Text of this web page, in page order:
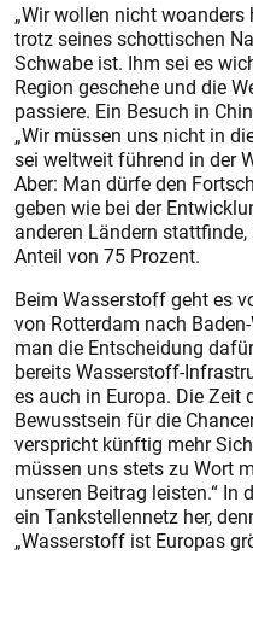
„Wir wollen nicht woanders
trotz seines schottischen
Schwabe ist. Ihm sei es
Region geschehe und die
passiere. Ein Besuch in
„Wir müssen uns nicht in
sei weltweit führend in der
Aber: Man dürfe den
geben wie bei der
anderen Ländern
Anteil von 75 Prozent.
Beim Wasserstoff geht es
von Rotterdam nach
man die Entscheidung
bereits Wasserstoff-
es auch in Europa. Die Zeit
Bewusstsein für die
verspricht künftig mehr
müssen uns stets zu Wort
unseren Beitrag leisten.“
ein Tankstellennetz her,
„Wasserstoff ist Europas